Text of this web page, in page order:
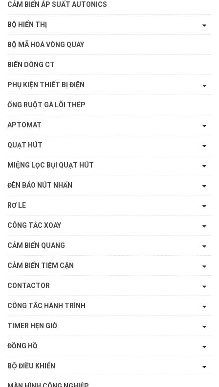
CẢM BIẾN ÁP SUẤT AUTONICS
BỘ HIỂN THỊ
BỘ MÃ HOÁ VÒNG QUAY
BIẾN DÒNG CT
PHỤ KIỆN THIẾT BỊ ĐIỆN
ỐNG RUỘT GÀ LÕI THÉP
APTOMAT
QUẠT HÚT
MIỆNG LỌC BỤI QUẠT HÚT
ĐÈN BÁO NÚT NHẤN
RƠ LE
CÔNG TẮC XOAY
CẢM BIẾN QUANG
CẢM BIẾN TIỆM CẬN
CONTACTOR
CÔNG TẮC HÀNH TRÌNH
TIMER HẸN GIỜ
ĐỒNG HỒ
BỘ ĐIỀU KHIỂN